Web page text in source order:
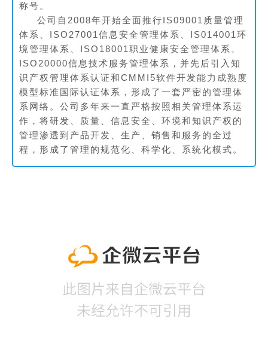
称号。
公司自2008年开始全面推行IS09001质量管理
体系、ISO27001信息安全管理体系、IS014001环
境管理体系、ISO18001职业健康安全管理体系、
ISO20000信息技术服务管理体系，并先后引入知
识产权管理体系认证和CMMI5软件开发能力成熟度
模型标准国际认证体系，形成了一套严密的管理体
系网络。公司多年来一直严格按照相关管理体系运
作，将研发、质量、信息安全、环境和知识产权的
管理渗透到产品开发、生产、销售和服务的全过
程，形成了管理的规范化、科学化、系统化模式。